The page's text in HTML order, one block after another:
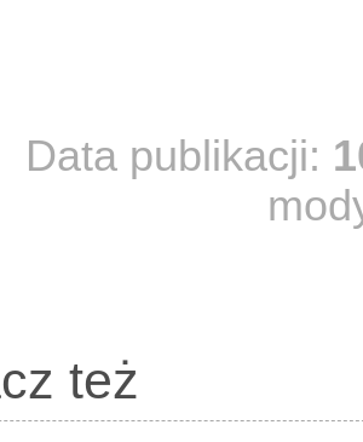
Data publikacji:
też